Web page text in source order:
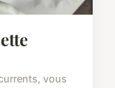
vous